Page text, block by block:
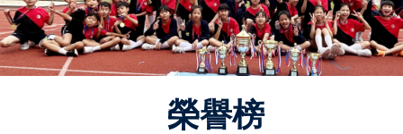
榮譽榜